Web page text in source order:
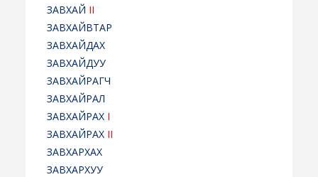
ЗАВХАЙ II
ЗАВХАЙВТАР
ЗАВХАЙДАХ
ЗАВХАЙДУУ
ЗАВХАЙРАГЧ
ЗАВХАЙРАЛ
ЗАВХАЙРАХ I
ЗАВХАЙРАХ II
ЗАВХАРХАХ
ЗАВХАРХУУ